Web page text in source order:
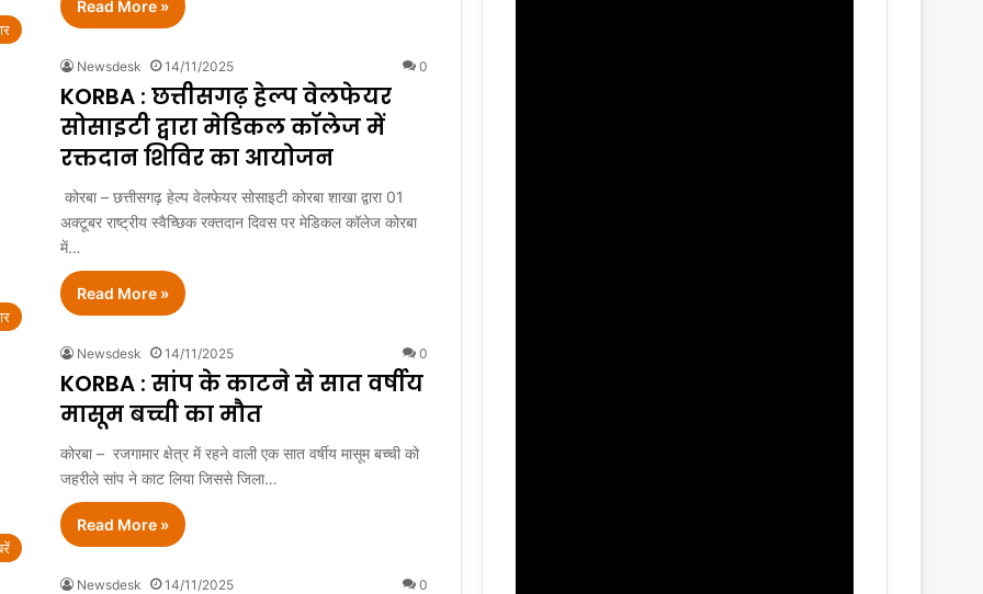
Read More »
Newsdesk 14/11/2025 0
KORBA : छत्तीसगढ़ हेल्प वेलफेयर
सोसाइटी द्वारा मेडिकल कॉलेज में
रक्तदान शिविर का आयोजन
कोरबा – छत्तीसगढ़ हेल्प वेलफेयर सोसाइटी कोरबा शाखा द्वारा 01
अक्टूबर राष्ट्रीय स्वैच्छिक रक्तदान दिवस पर मेडिकल कॉलेज कोरबा
में…
Read More »
Newsdesk 14/11/2025 0
KORBA : सांप के काटने से सात वर्षीय
मासूम बच्ची का मौत
कोरबा – रजगामार क्षेत्र में रहने वाली एक सात वर्षीय मासूम बच्ची को
जहरीले सांप ने काट लिया जिससे जिला…
Read More »
Newsdesk 14/11/2025 0